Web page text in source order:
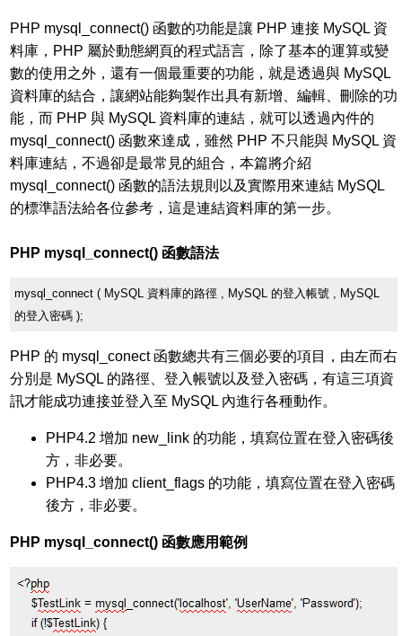
PHP mysql_connect() 函數的功能是讓 PHP 連接 MySQL 資
料庫，PHP 屬於動態網頁的程式語言，除了基本的運算或變
數的使用之外，還有一個最重要的功能，就是透過與 MySQL
資料庫的結合，讓網站能夠製作出具有新增、編輯、刪除的功
能，而 PHP 與 MySQL 資料庫的連結，就可以透過內件的
mysql_connect() 函數來達成，雖然 PHP 不只能與 MySQL 資
料庫連結，不過卻是最常見的組合，本篇將介紹
mysql_connect() 函數的語法規則以及實際用來連結 MySQL
的標準語法給各位參考，這是連結資料庫的第一步。
PHP mysql_connect() 函數語法
mysql_connect ( MySQL 資料庫的路徑 , MySQL 的登入帳號 , MySQL
的登入密碼 );
PHP 的 mysql_conect 函數總共有三個必要的項目，由左而右
分別是 MySQL 的路徑、登入帳號以及登入密碼，有這三項資
訊才能成功連接並登入至 MySQL 內進行各種動作。
PHP4.2 增加 new_link 的功能，填寫位置在登入密碼後
方，非必要。
PHP4.3 增加 client_flags 的功能，填寫位置在登入密碼
後方，非必要。
PHP mysql_connect() 函數應用範例